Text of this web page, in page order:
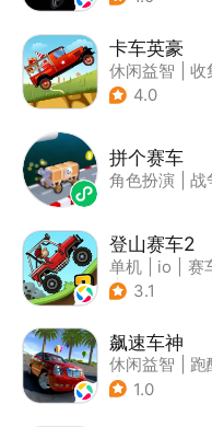
卡车英豪
休闲益智
收
4.0
拼个赛车
角色扮演 战
登山赛车2
单机 io
赛
| 欧美风
3.1
飙速车神
休闲益智 跑
| 漂移
1.0